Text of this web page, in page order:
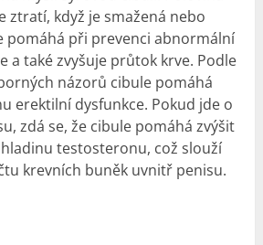
ztratí, když je smažená nebo
pomáhá při prevenci abnormální
a také zvyšuje průtok krve. Podle
názorů cibule pomáhá
erektilní dysfunkce. Pokud jde o
zdá se, že cibule pomáhá zvýšit
testosteronu, což slouží
krevních buněk uvnitř penisu.